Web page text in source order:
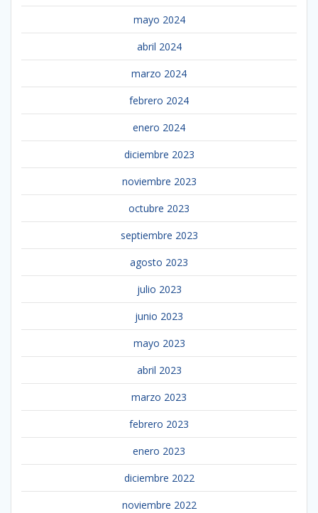
mayo 2024
abril 2024
marzo 2024
febrero 2024
enero 2024
diciembre 2023
noviembre 2023
octubre 2023
septiembre 2023
agosto 2023
julio 2023
junio 2023
mayo 2023
abril 2023
marzo 2023
febrero 2023
enero 2023
diciembre 2022
noviembre 2022